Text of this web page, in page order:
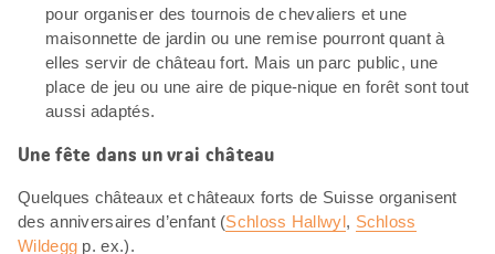
pour organiser des tournois de chevaliers et une
maisonnette de jardin ou une remise pourront quant à
elles servir de château fort. Mais un parc public, une
place de jeu ou une aire de pique-nique en forêt sont tout
aussi adaptés.
Une fête dans un vrai château
Quelques châteaux et châteaux forts de Suisse organisent
des anniversaires d’enfant (Schloss Hallwyl, Schloss
Wildegg p. ex.).